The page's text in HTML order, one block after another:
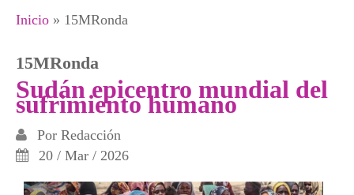
Se encuentra usted aquí
Inicio » 15MRonda
15MRonda
Sudán epicentro mundial del
sufrimiento humano
Por Redacción
20 / Mar / 2026